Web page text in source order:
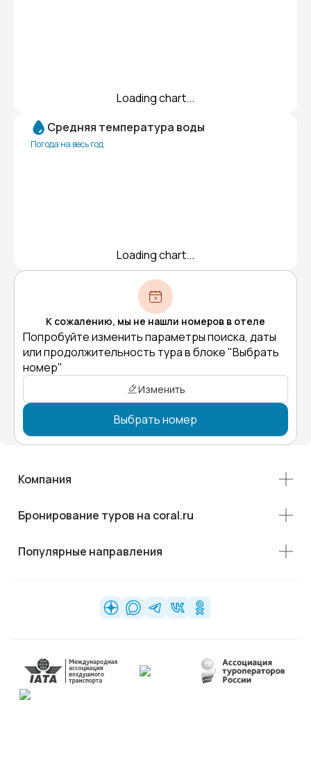
Loading chart...
Средняя температура воды
Погода на весь год
Loading chart...
К сожалению, мы не нашли номеров в отеле
Попробуйте изменить параметры поиска, даты
или продолжительность тура в блоке "Выбрать
номер"
Изменить
Выбрать номер
Компания
Бронирование туров на coral.ru
Популярные направления